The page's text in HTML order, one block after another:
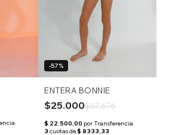
-57%
ENTERA BONNIE
$25.000$57.676